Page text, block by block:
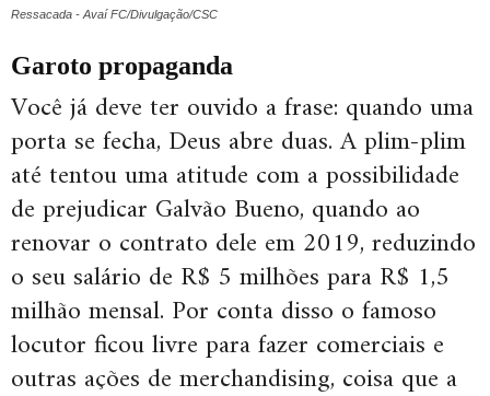
Ressacada - Avaí FC/Divulgação/CSC
Garoto propaganda
Você já deve ter ouvido a frase: quando uma
porta se fecha, Deus abre duas. A plim-plim
até tentou uma atitude com a possibilidade
de prejudicar Galvão Bueno, quando ao
renovar o contrato dele em 2019, reduzindo
o seu salário de R$ 5 milhões para R$ 1,5
milhão mensal. Por conta disso o famoso
locutor ficou livre para fazer comerciais e
outras ações de merchandising, coisa que a